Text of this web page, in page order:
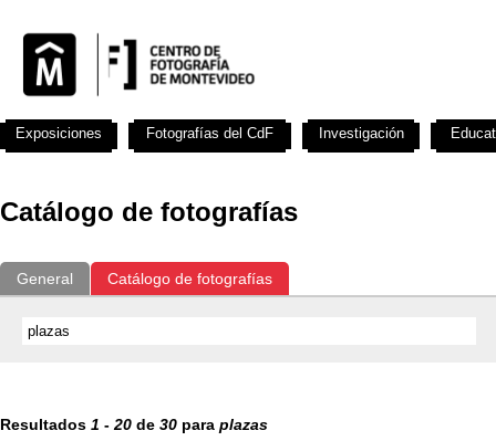
Catálogo de fotografías
General Catálogo de fotografías
Resultados 1 - 20 de 30 para plazas
Exposiciones Fotografías del CdF Investigación